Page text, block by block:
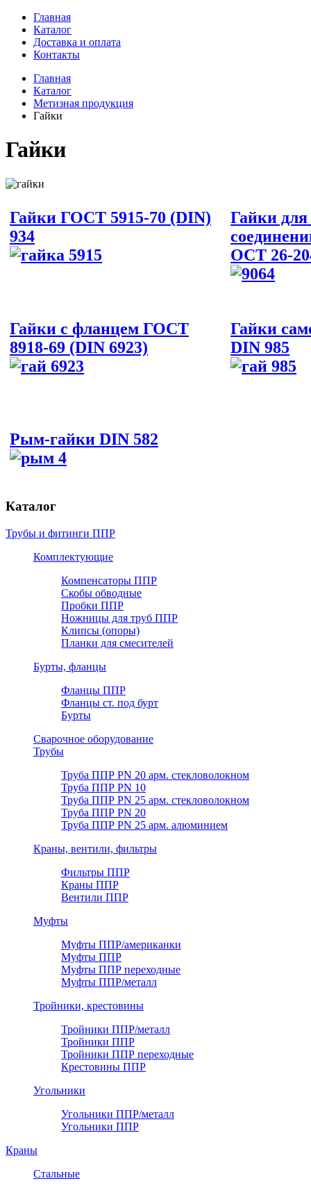
Главная
Каталог
Доставка и оплата
Контакты
Главная
Каталог
Метизная продукция
Гайки
Гайки
Гайки ГОСТ 5915-70 (DIN)
934
Гайки
ОСТ 26-
Гайки с фланцем ГОСТ
8918-69 (DIN 6923)
Гайки
DIN 985
Рым-гайки DIN 582
Каталог
Трубы и фитинги ППР
Комплектующие
Компенсаторы ППР
Скобы обводные
Пробки ППР
Ножницы для труб ППР
Клипсы (опоры)
Планки для смесителей
Бурты, фланцы
Фланцы ППР
Фланцы ст. под бурт
Бурты
Сварочное оборудование
Трубы
Труба ППР PN 20 арм. стекловолокном
Труба ППР PN 10
Труба ППР PN 25 арм. стекловолокном
Труба ППР PN 20
Труба ППР PN 25 арм. алюминием
Краны, вентили, фильтры
Фильтры ППР
Краны ППР
Вентили ППР
Муфты
Муфты ППР/американки
Муфты ППР
Муфты ППР переходные
Муфты ППР/металл
Тройники, крестовины
Тройники ППР/металл
Тройники ППР
Тройники ППР переходные
Крестовины ППР
Угольники
Угольники ППР/металл
Угольники ППР
Краны
Стальные